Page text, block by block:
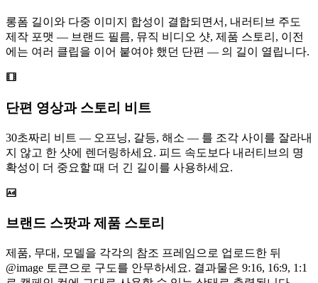
롱폼 길이와 다중 이미지 합성이 결합되면서, 내러티브 주도
제작 포맷 — 브랜드 필름, 뮤직 비디오 샷, 제품 스토리, 이전
에는 여러 클립을 이어 붙여야 했던 단편 — 의 길이 열립니다.
단편 영상과 스토리 비트
30초짜리 비트 — 오프닝, 갈등, 해소 — 를 조각 사이를 잘라내
지 않고 한 샷에 렌더링하세요. 피드 속도보다 내러티브의 명
확성이 더 중요할 때 더 긴 길이를 사용하세요.
브랜드 스팟과 제품 스토리
제품, 무대, 모델을 각각의 참조 프레임으로 업로드한 뒤
@image 토큰으로 구도를 안무하세요. 결과물은 9:16, 16:9, 1:1